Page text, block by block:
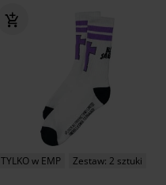
TYLKO w EMP Zestaw: 2 sztuki